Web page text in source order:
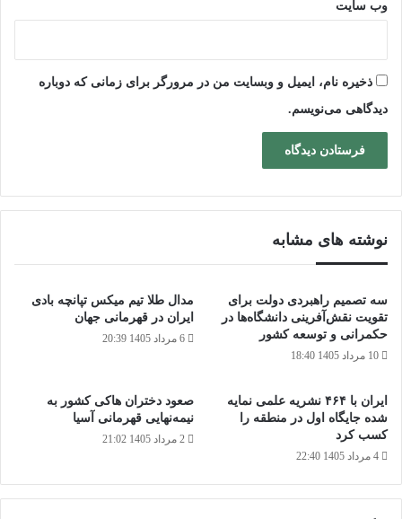
وب‌ سایت
ذخیره نام، ایمیل و وبسایت من در مرورگر برای زمانی که دوباره
دیدگاهی می‌نویسم.
نوشته های مشابه
سه تصمیم راهبردی دولت برای
تقویت نقش‌آفرینی دانشگاه‌ها در
حکمرانی و توسعه کشور
10 مرداد 1405 18:40
مدال طلا تیم میکس تپانچه بادی
ایران در قهرمانی جهان
6 مرداد 1405 20:39
ایران با ۴۶۴ نشریه علمی نمایه
شده جایگاه اول در منطقه را
کسب کرد
4 مرداد 1405 22:40
صعود دختران هاکی کشور به
نیمه‌نهایی قهرمانی آسیا
2 مرداد 1405 21:02